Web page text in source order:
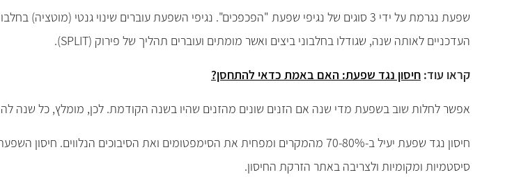
שפעת נגרמת על ידי 3 סוגים של נגיפי שפעת "הפכפכים". נגיפי השפעת עוברים שינוי
העדכניים לאותה שנה, שגודלו בחלבוני ביצים ואשר מומתים ועוברים תהליך של פירוק (SPLIT).
קראו עוד: חיסון נגד שפעת: האם באמת כדאי להתחסן?
אפשר לחלות שוב בשפעת מדי שנה אם הזנים שונים מהזנים שהיו בשנה הקודמת. לכן, מומלץ, כל שנה
סיסטמיות ומקומיות ולצריבה באתר הזרקת החיסון.